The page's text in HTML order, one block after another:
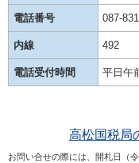
電話番号 087-
内線 492
電話受付時間 平日午
高松国税局
お問い合せの際には、開札日（